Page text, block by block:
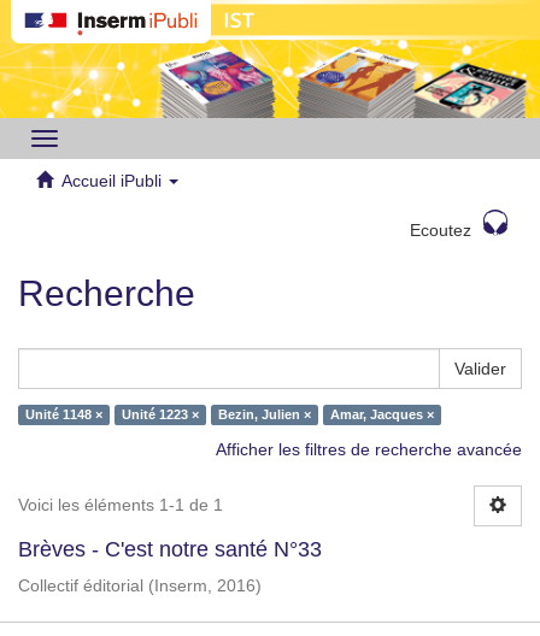
Toggle
navigation
Accueil iPubli
Ecoutez
Recherche
Valider
Unité 1148 × Unité 1223 × Bezin, Julien × Amar, Jacques ×
Afficher les filtres de recherche avancée
Voici les éléments 1-1 de 1
Brèves - C'est notre santé N°33
Collectif éditorial ( Inserm, 2016)